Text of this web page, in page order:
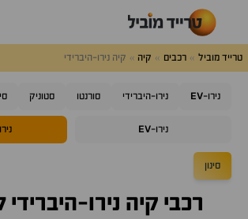
טרייד מוביל רכבים קיה קיה נירו-היברידי
נירו-EV נירו-היברידי סורנטו סטוניק
נירו-EV
סינון
רכבי קיה נירו-היברידי